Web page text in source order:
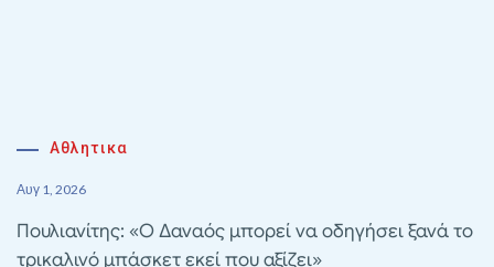
Αθλητικα
Αυγ 1, 2026
Πουλιανίτης: «Ο Δαναός μπορεί να οδηγήσει ξανά το
τρικαλινό μπάσκετ εκεί που αξίζει»